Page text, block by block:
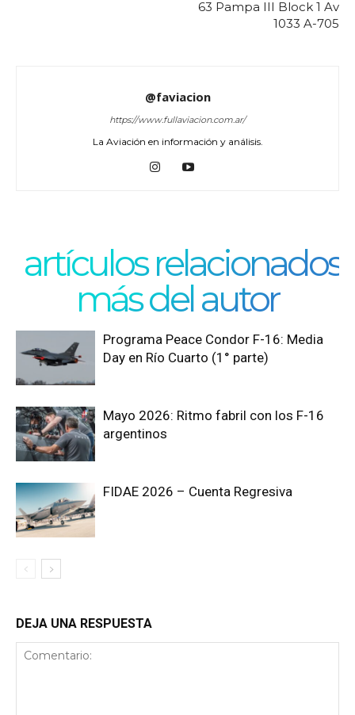
63 Pampa III Block 1 Av
1033 A-705
@faviacion
https://www.fullaviacion.com.ar/
La Aviación en información y análisis.
artículos relacionados
más del autor
Programa Peace Condor F-16: Media
Day en Río Cuarto (1° parte)
Mayo 2026: Ritmo fabril con los F-16
argentinos
FIDAE 2026 – Cuenta Regresiva
DEJA UNA RESPUESTA